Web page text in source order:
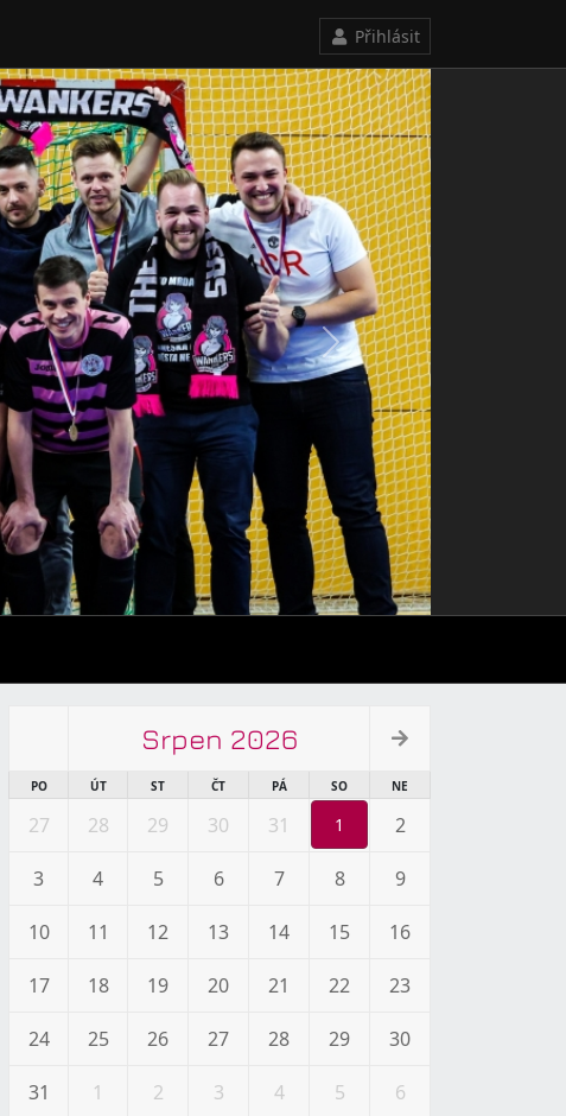
Přihlásit
Next
Srpen 2026
PO ÚT ST ČT PÁ SO NE
27 28 29 30 31 1 2
3 4 5 6 7 8 9
10 11 12 13 14 15 16
17 18 19 20 21 22 23
24 25 26 27 28 29 30
31 1 2 3 4 5 6